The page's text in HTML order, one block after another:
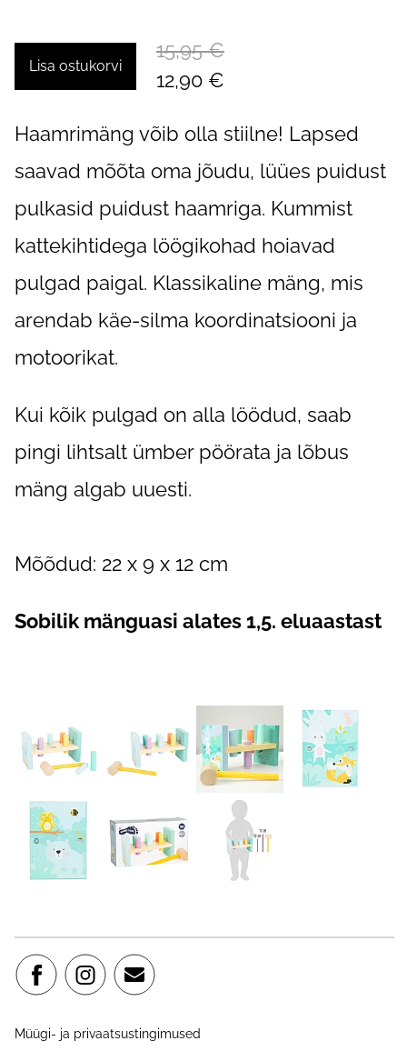
Lisa ostukorvi
15,95 €
12,90 €
Haamrimäng võib olla stiilne! Lapsed
saavad mõõta oma jõudu, lüües puidust
pulkasid puidust haamriga. Kummist
kattekihtidega löögikohad hoiavad
pulgad paigal. Klassikaline mäng, mis
arendab käe-silma koordinatsiooni ja
motoorikat.
Kui kõik pulgad on alla löödud, saab
pingi lihtsalt ümber pöörata ja lõbus
mäng algab uuesti.
Mõõdud: 22 x 9 x 12 cm
Sobilik mänguasi alates 1,5. eluaastast
Müügi- ja privaatsustingimused